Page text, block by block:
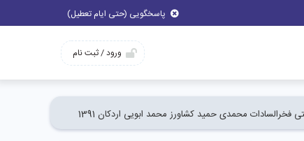
پاسخگویی (حتی ایام تعطیل)
ورود / ثبت نام
محمدی حمید کشاورز محمد ابویی اردکان 1391